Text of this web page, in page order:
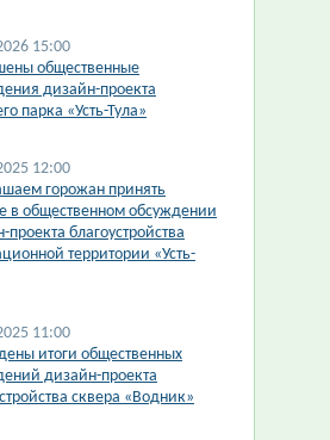
15:00
общественные
дизайн-проекта
парка «Усть-Тула»
12:00
горожан принять
в общественном обсуждении
проекта благоустройства
территории «Усть-
11:00
итоги общественных
дизайн-проекта
сквера «Водник»